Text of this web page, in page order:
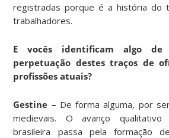
registradas porque é a história do
trabalhadores.
E vocês identificam algo de
perpetuação destes traços de
profissões atuais?
Gestine – De forma alguma, por
medievais. O avanço qualitativo
brasileira passa pela formação